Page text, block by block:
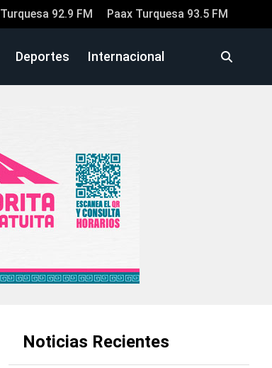
Turquesa 92.9 FM Paax Turquesa 93.5 FM
Deportes Internacional
Noticias Recientes